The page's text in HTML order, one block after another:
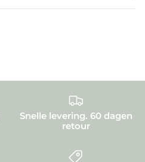
Snelle levering. 60 dagen
retour